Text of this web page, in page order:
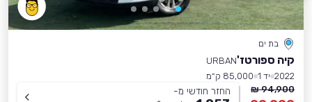
בת ים
קיה ספורטז'URBAN
2022 יד 1
85,000 ק״מ
94,900 ₪
החזר חודשי מ-